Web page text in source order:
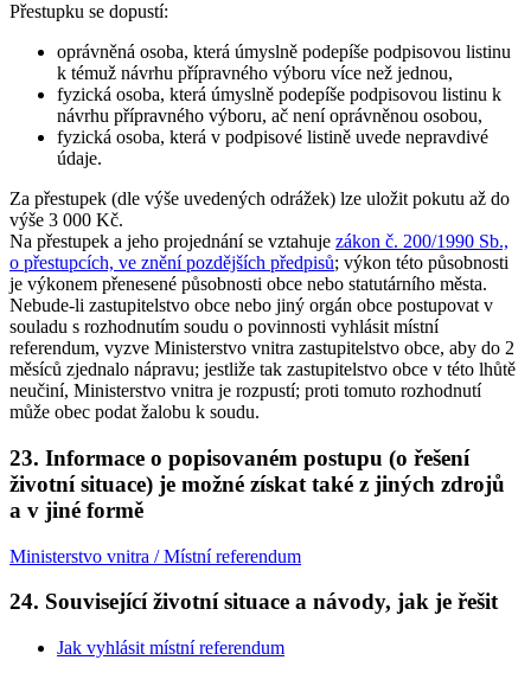
Přestupku se dopustí:
oprávněná osoba, která úmyslně podepíše podpisovou listinu
k témuž návrhu přípravného výboru více než jednou,
fyzická osoba, která úmyslně podepíše podpisovou listinu k
návrhu přípravného výboru, ač není oprávněnou osobou,
fyzická osoba, která v podpisové listině uvede nepravdivé
údaje.
Za přestupek (dle výše uvedených odrážek) lze uložit pokutu až do
výše 3 000 Kč.
Na přestupek a jeho projednání se vztahuje zákon č. 200/1990 Sb.,
o přestupcích, ve znění pozdějších předpisů; výkon této působnosti
je výkonem přenesené působnosti obce nebo statutárního města.
Nebude-li zastupitelstvo obce nebo jiný orgán obce postupovat v
souladu s rozhodnutím soudu o povinnosti vyhlásit místní
referendum, vyzve Ministerstvo vnitra zastupitelstvo obce, aby do 2
měsíců zjednalo nápravu; jestliže tak zastupitelstvo obce v této lhůtě
neučiní, Ministerstvo vnitra je rozpustí; proti tomuto rozhodnutí
může obec podat žalobu k soudu.
23. Informace o popisovaném postupu (o řešení
životní situace) je možné získat také z jiných zdrojů
a v jiné formě
Ministerstvo vnitra / Místní referendum
24. Související životní situace a návody, jak je řešit
Jak vyhlásit místní referendum